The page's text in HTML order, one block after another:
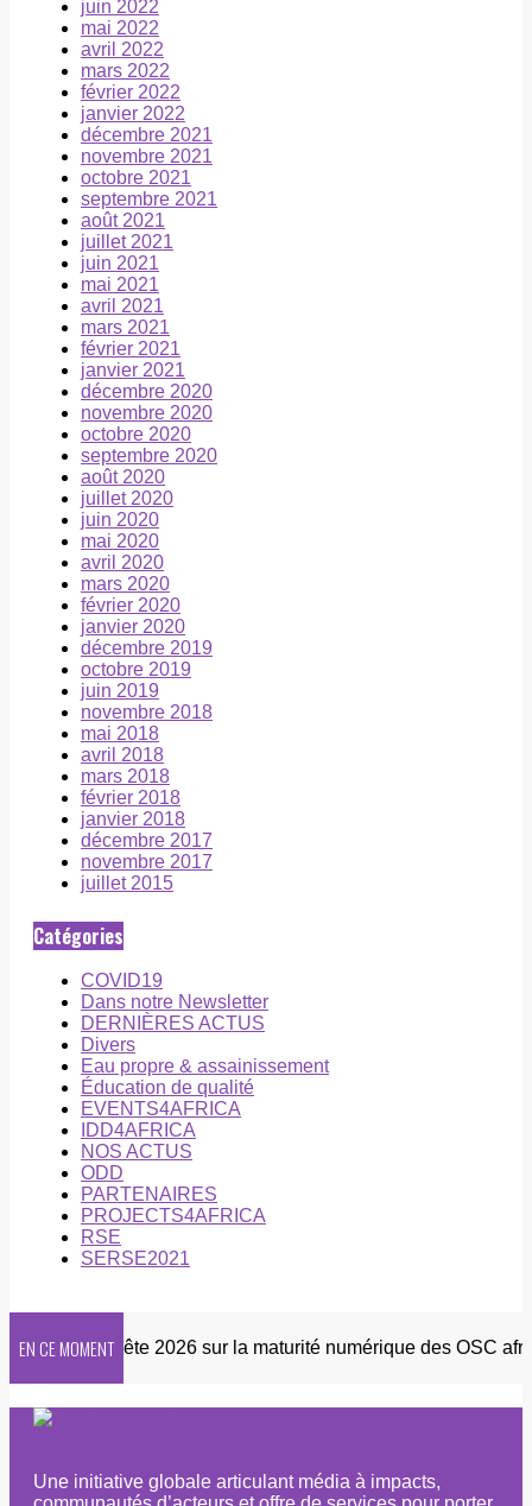
juin 2022
mai 2022
avril 2022
mars 2022
février 2022
janvier 2022
décembre 2021
novembre 2021
octobre 2021
septembre 2021
août 2021
juillet 2021
juin 2021
mai 2021
avril 2021
mars 2021
février 2021
janvier 2021
décembre 2020
novembre 2020
octobre 2020
septembre 2020
août 2020
juillet 2020
juin 2020
mai 2020
avril 2020
mars 2020
février 2020
janvier 2020
décembre 2019
octobre 2019
juin 2019
novembre 2018
mai 2018
avril 2018
mars 2018
février 2018
janvier 2018
décembre 2017
novembre 2017
juillet 2015
Catégories
COVID19
Dans notre Newsletter
DERNIÈRES ACTUS
Divers
Eau propre & assainissement
Éducation de qualité
EVENTS4AFRICA
IDD4AFRICA
NOS ACTUS
ODD
PARTENAIRES
PROJECTS4AFRICA
RSE
SERSE2021
EN CE MOMENT
Enquête 2026 sur la maturité numérique des OSC
Une initiative globale articulant média à impacts,